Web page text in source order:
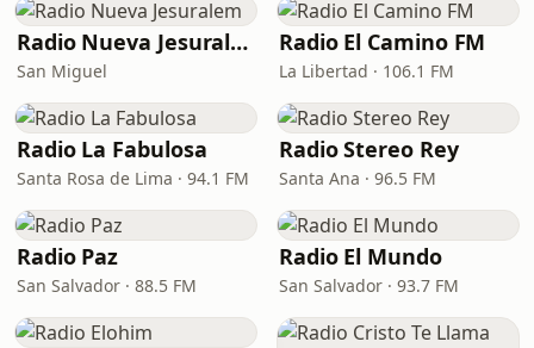
Radio Nueva Jesuralem
San Miguel
Radio El Camino FM
La Libertad · 106.1 FM
Radio La Fabulosa
Santa Rosa de Lima · 94.1 FM
Radio Stereo Rey
Santa Ana · 96.5 FM
Radio Paz
San Salvador · 88.5 FM
Radio El Mundo
San Salvador · 93.7 FM